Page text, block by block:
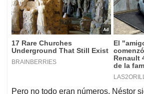
Pero no todo eran números. Néstor